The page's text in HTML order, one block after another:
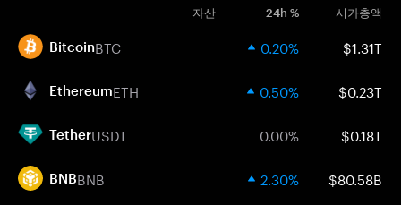
자산 24h % 시가총액
BitcoinBTC 0.20% $1.31T
EthereumETH 0.50% $0.23T
TetherUSDT 0.00% $0.18T
BNBBNB 2.30% $80.58B